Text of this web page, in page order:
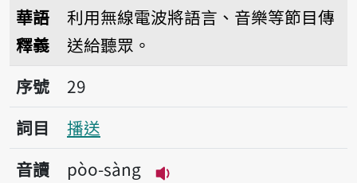
華語
釋義
利用無線電波將語言、音樂等節目傳
送給聽眾。
序號29播送
序號
29
詞目
播送
音讀
pòo-sàng